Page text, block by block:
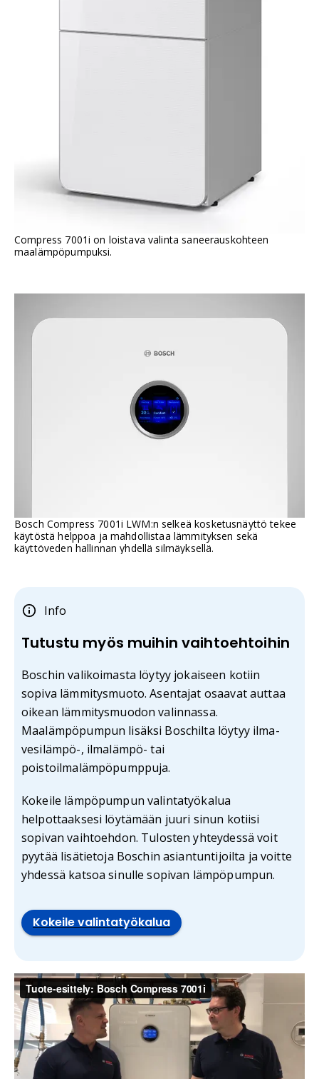
Compress 7001i on loistava valinta saneerauskohteen
maalämpöpumpuksi.
Bosch Compress 7001i LWM:n selkeä kosketusnäyttö tekee
käytöstä helppoa ja mahdollistaa lämmityksen sekä
käyttöveden hallinnan yhdellä silmäyksellä.
Info
Tutustu myös muihin vaihtoehtoihin
Boschin valikoimasta löytyy jokaiseen kotiin
sopiva lämmitysmuoto. Asentajat osaavat auttaa
oikean lämmitysmuodon valinnassa.
Maalämpöpumpun lisäksi Boschilta löytyy ilma-
vesilämpö-, ilmalämpö- tai
poistoilmalämpöpumppuja.
Kokeile lämpöpumpun valintatyökalua
helpottaaksesi löytämään juuri sinun kotiisi
sopivan vaihtoehdon. Tulosten yhteydessä voit
pyytää lisätietoja Boschin asiantuntijoilta ja voitte
yhdessä katsoa sinulle sopivan lämpöpumpun.
Kokeile valintatyökalua